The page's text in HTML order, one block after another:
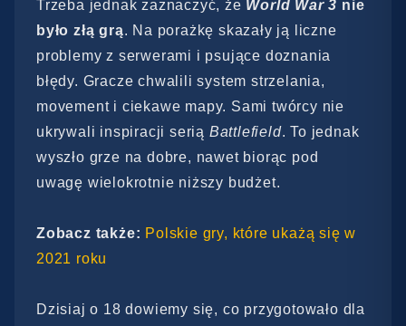
Trzeba jednak zaznaczyć, że World War 3 nie
było złą grą. Na porażkę skazały ją liczne
problemy z serwerami i psujące doznania
błędy. Gracze chwalili system strzelania,
movement i ciekawe mapy. Sami twórcy nie
ukrywali inspiracji serią Battlefield. To jednak
wyszło grze na dobre, nawet biorąc pod
uwagę wielokrotnie niższy budżet.
Zobacz także: Polskie gry, które ukażą się w
2021 roku
Dzisiaj o 18 dowiemy się, co przygotowało dla